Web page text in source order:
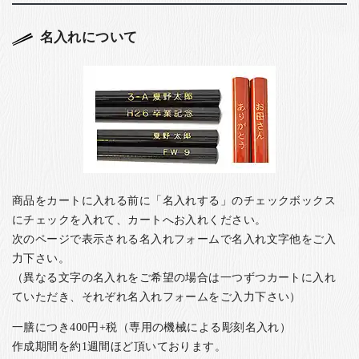
名入れについて
商品をカートに入れる前に「名入れする」のチェックボックス
にチェックを入れて、カートへお入れください。
次のページで表示される名入れフォームで名入れ文字他をご入
力下さい。
（異なる文字の名入れをご希望の場合は一つずつカートに入れ
ていただき、それぞれ名入れフォームをご入力下さい）
一膳につき400円+税（専用の機械による彫刻名入れ）
作成期間を約1週間ほど頂いております。